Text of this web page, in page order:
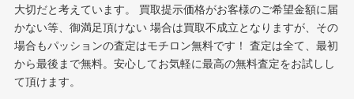
大切だと考えています。 買取提示価格がお客様のご希望金額に届
かない等、御満足頂けない 場合は買取不成立となりますが、その
場合もパッションの査定はモチロン無料です！ 査定は全て、最初
から最後まで無料。安心してお気軽に最高の無料査定をお試しし
て頂けます。